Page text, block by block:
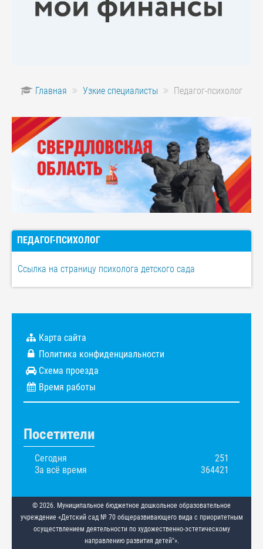
Главная Узкие специалисты Педагог-психолог
ПЕДАГОГ-ПСИХОЛОГ
Ссылка на страницу психолога детского сада
Карта сайта
Политика конфиденциальности
Схема проезда
Время работы
Посетители
Сегодня
251
За всё время
364421
© 2026. Муниципальное бюджетное дошкольное образовательное
учреждение «Детский сад № 70 общеразвивающего вида с приоритетным
осуществлением деятельности по художественно-эстетическому
направлению развития детей"».